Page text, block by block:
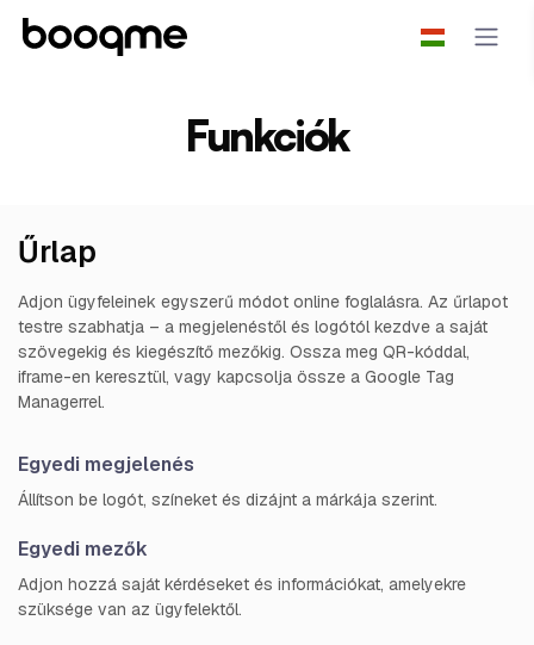
Funkciók
Űrlap
Adjon ügyfeleinek egyszerű módot online foglalásra. Az űrlapot
testre szabhatja – a megjelenéstől és logótól kezdve a saját
szövegekig és kiegészítő mezőkig. Ossza meg QR-kóddal,
iframe-en keresztül, vagy kapcsolja össze a Google Tag
Managerrel.
Egyedi megjelenés
Állítson be logót, színeket és dizájnt a márkája szerint.
Egyedi mezők
Adjon hozzá saját kérdéseket és információkat, amelyekre
szüksége van az ügyfelektől.